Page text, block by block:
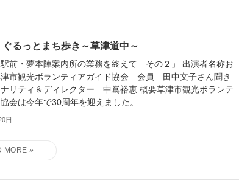
るっとまち歩き～草津道中～
前・夢本陣案内所の業務を終えて その２」 出演者名称お
津市観光ボランティアガイド協会 会員 田中文子さん聞き
リティ＆ディレクター 中嶌裕恵 概要草津市観光ボランテ
会は今年で30周年を迎えました。...
日